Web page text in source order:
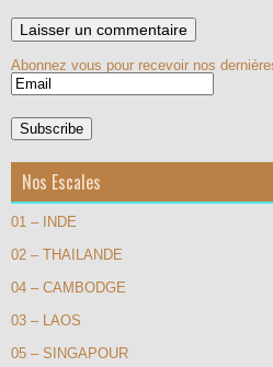
Abonnez vous pour recevoir nos
Nos Escales
01 – INDE
02 – THAILANDE
04 – CAMBODGE
03 – LAOS
05 – SINGAPOUR